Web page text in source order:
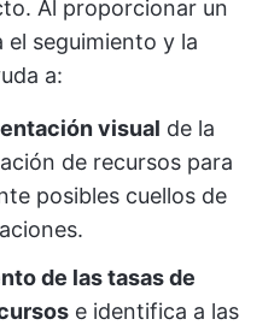
Al proporcionar un
seguimiento y la
a:
visual de la
de recursos para
posibles cuellos de
de las tasas de
e identifica a las